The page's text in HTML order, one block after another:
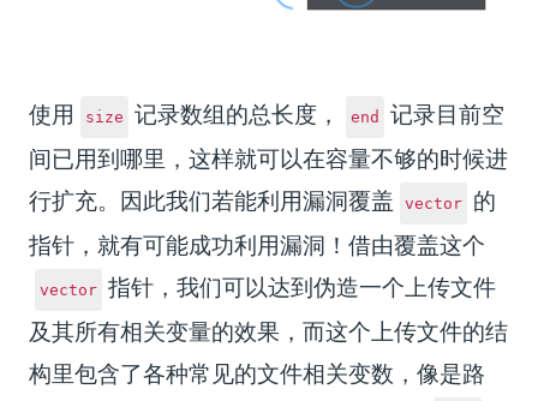
使用 size 记录数组的总长度， end
记录目前空
间已用到哪里，这样就可以在容量不够的时候进
行扩充。因此我们若能利用漏洞覆盖
vector
的
指针，就有可能成功利用漏洞！借由覆盖这个
vector
指针，我们可以达到伪造一个上传文件
及其所有相关变量的效果，而这个上传文件的结
构里包含了各种常见的文件相关变数，像是路